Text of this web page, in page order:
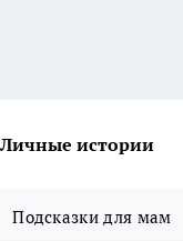
Личные истории
Подсказки для мам